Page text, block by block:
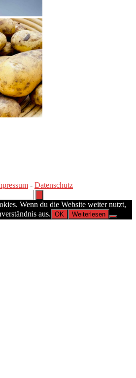
- Datenschutz
Wenn du die Website weiter nutzt,
aus. OK Weiterlesen